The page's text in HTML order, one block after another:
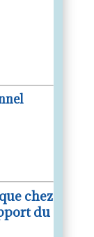
chez
du